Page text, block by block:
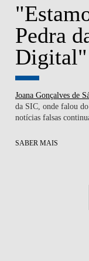
Pedra
Digital"
Joana Gonçalves de
da SIC, onde falou
notícias falsas
SABER MAIS